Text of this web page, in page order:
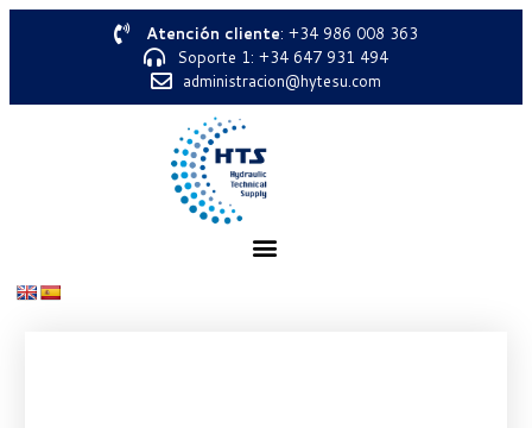
Atención cliente: +34 986 008 363
Soporte 1: +34 647 931 494
administracion@hytesu.com